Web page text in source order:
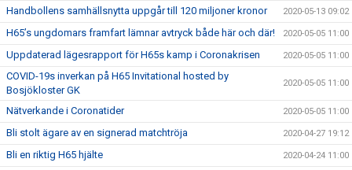
Handbollens samhällsnytta uppgår till 120 miljoner kronor 2020-05-13 09:02
H65’s ungdomars framfart lämnar avtryck både här och där! 2020-05-05 11:00
Uppdaterad lägesrapport för H65s kamp i Coronakrisen 2020-05-05 11:00
COVID-19s inverkan på H65 Invitational hosted by
Bosjökloster GK
2020-05-05 11:00
Nätverkande i Coronatider 2020-05-05 11:00
Bli stolt ägare av en signerad matchtröja 2020-04-27 19:12
Bli en riktig H65 hjälte 2020-04-24 11:00